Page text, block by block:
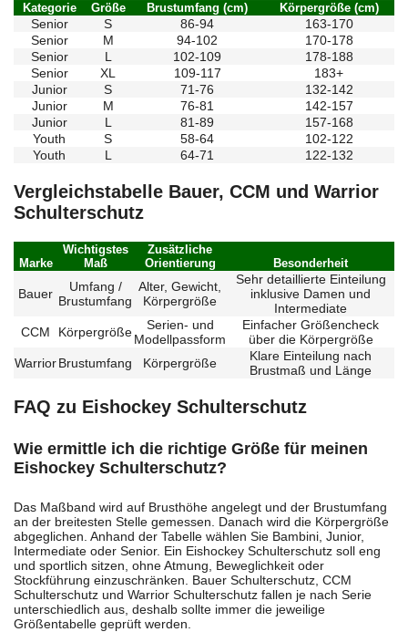
Kategorie Größe Brustumfang (cm) Körpergröße (cm)
Senior S 86-94
163-170
Senior
M 94-102
170-178
Senior
L 102-109
178-188
Senior
XL 109-117
183+
Junior
S 71-76
132-142
Junior
M 76-81
142-157
Junior
L 81-89
157-168
Youth
S 58-64
102-122
Youth
L 64-71 122-132
Vergleichstabelle Bauer, CCM und Warrior
Schulterschutz
Marke
Wichtigstes
Maß
Zusätzliche
Orientierung
Besonderheit
Bauer
Umfang /
Brustumfang
Alter, Gewicht,
Körpergröße
Sehr detaillierte Einteilung
inklusive Damen und
Intermediate
CCM
Körpergröße
Serien- und
Modellpassform
Einfacher Größencheck
über die Körpergröße
WarriorBrustumfang Körpergröße
Klare Einteilung nach
Brustmaß und Länge
FAQ zu Eishockey Schulterschutz
Wie ermittle ich die richtige Größe für meinen
Eishockey Schulterschutz?
Das Maßband wird auf Brusthöhe angelegt und der Brustumfang
an der breitesten Stelle gemessen. Danach wird die Körpergröße
abgeglichen. Anhand der Tabelle wählen Sie Bambini, Junior,
Intermediate oder Senior. Ein Eishockey Schulterschutz soll eng
und sportlich sitzen, ohne Atmung, Beweglichkeit oder
Stockführung einzuschränken. Bauer Schulterschutz, CCM
Schulterschutz und Warrior Schulterschutz fallen je nach Serie
unterschiedlich aus, deshalb sollte immer die jeweilige
Größentabelle geprüft werden.